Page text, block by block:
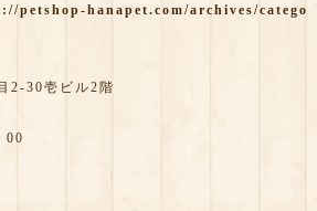
petshop-hanapet.com/archives/catego
2-30壱ビル2階
00